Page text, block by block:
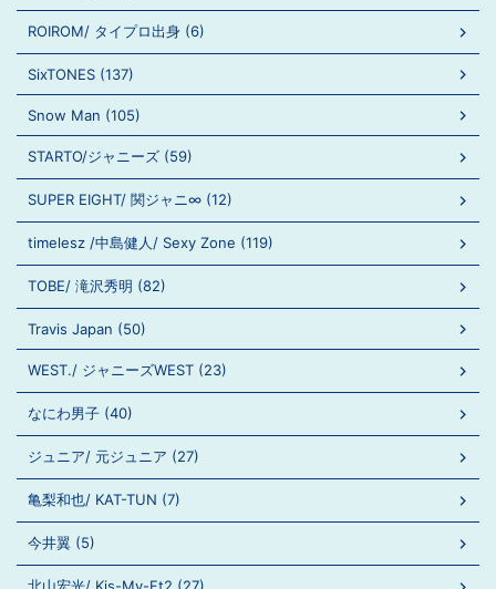
ROIROM/ タイプロ出身 (6)
SixTONES (137)
Snow Man (105)
STARTO/ジャニーズ (59)
SUPER EIGHT/ 関ジャニ∞ (12)
timelesz /中島健人/ Sexy Zone (119)
TOBE/ 滝沢秀明 (82)
Travis Japan (50)
WEST./ ジャニーズWEST (23)
なにわ男子 (40)
ジュニア/ 元ジュニア (27)
亀梨和也/ KAT-TUN (7)
今井翼 (5)